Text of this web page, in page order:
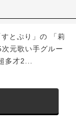
とぷり」の 「莉
元歌い手グルー
多才2...